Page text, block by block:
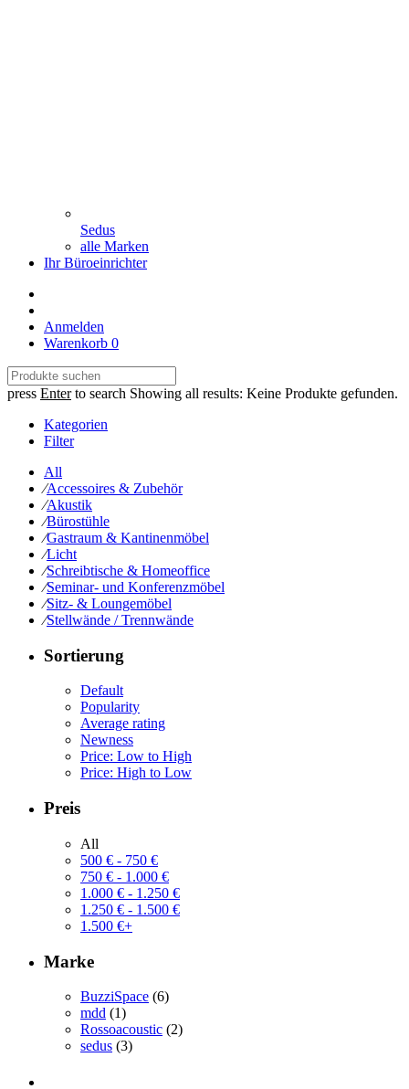
Sedus
alle Marken
Ihr Büroeinrichter
Anmelden
Warenkorb 0
press Enterto search Showing all results: Keine Produkte gefunden.
Kategorien
Filter
All
⁄Accessoires & Zubehör
⁄Akustik
⁄Bürostühle
⁄Gastraum & Kantinenmöbel
⁄Licht
⁄Schreibtische & Homeoffice
⁄Seminar- und Konferenzmöbel
⁄Sitz- & Loungemöbel
⁄Stellwände / Trennwände
Sortierung
Default
Popularity
Average rating
Newness
Price: Low to High
Price: High to Low
Preis
All
500 € - 750 €
750 € - 1.000 €
1.000 € - 1.250 €
1.250 € - 1.500 €
1.500 €+
Marke
BuzziSpace (6)
mdd (1)
Rossoacoustic (2)
sedus (3)